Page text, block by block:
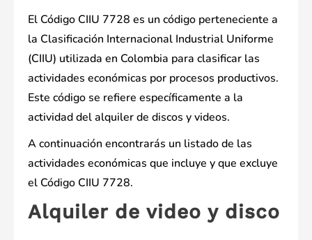
El Código CIIU 7728 es un código perteneciente a
la Clasificación Internacional Industrial Uniforme
(CIIU) utilizada en Colombia para clasificar las
actividades económicas por procesos productivos.
Este código se refiere específicamente a la
actividad del alquiler de discos y videos.
A continuación encontrarás un listado de las
actividades económicas que incluye y que excluye
el Código CIIU 7728.
Alquiler de video y disco